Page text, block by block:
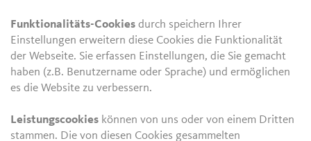
Funktionalitäts-Cookies durch speichern Ihrer
Einstellungen erweitern diese Cookies die Funktionalität
der Webseite. Sie erfassen Einstellungen, die Sie gemacht
haben (z.B. Benutzername oder Sprache) und ermöglichen
es die Website zu verbessern.
Leistungscookies können von uns oder von einem Dritten
stammen. Die von diesen Cookies gesammelten